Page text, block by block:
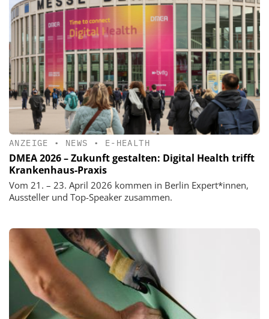
ANZEIGE • NEWS • E-HEALTH
DMEA 2026 – Zukunft gestalten: Digital Health trifft
Krankenhaus-Praxis
Vom 21. – 23. April 2026 kommen in Berlin Expert*innen,
Aussteller und Top-Speaker zusammen.